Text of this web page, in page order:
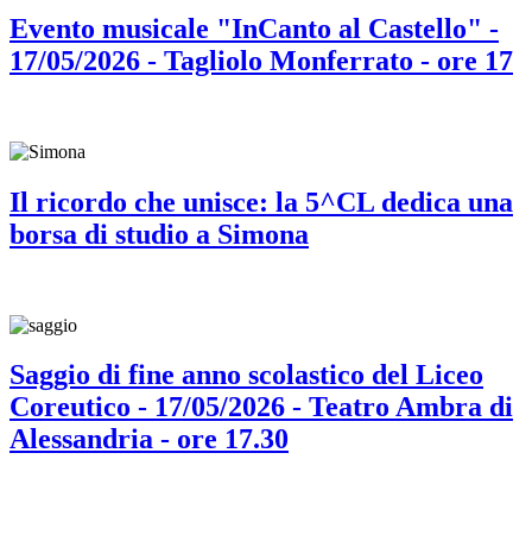
Evento musicale "InCanto al Castello" -
17/05/2026 - Tagliolo Monferrato - ore 17
Il ricordo che unisce: la 5^CL dedica una
borsa di studio a Simona
Saggio di fine anno scolastico del Liceo
Coreutico - 17/05/2026 - Teatro Ambra di
Alessandria - ore 17.30